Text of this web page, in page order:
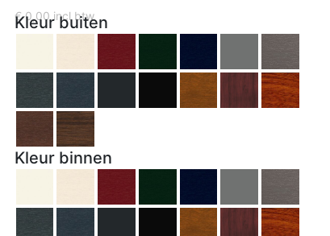
€0,00 incl btw
Kleur buiten
Kleur binnen